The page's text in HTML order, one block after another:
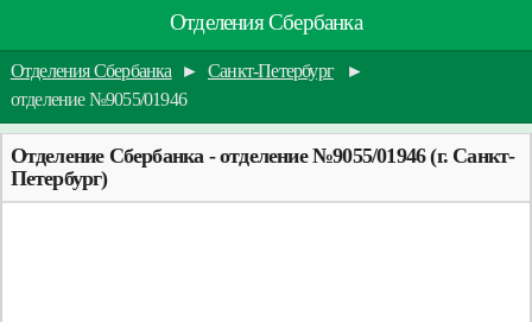
Отделения Сбербанка
Отделения Сбербанка ► Санкт-Петербург
►
отделение №9055/01946
Отделение Сбербанка - отделение №9055/01946 (г. Санкт-
Петербург)